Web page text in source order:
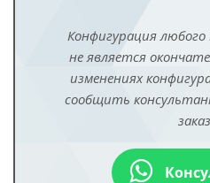
Конфигурация
не является
изменениях
сообщить